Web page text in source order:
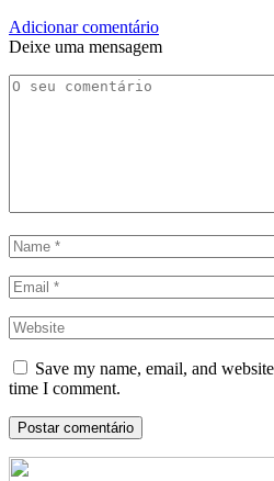
Adicionar comentário
Deixe uma mensagem
Save my name, email, and
time I comment.